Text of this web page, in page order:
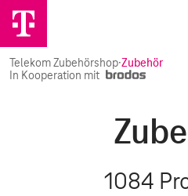
Telekom Zubehörshop·Zubehör
In Kooperation mit
1084